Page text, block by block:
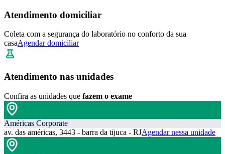
Atendimento domiciliar
Coleta com a segurança do laboratório no conforto da sua
casaAgendar domiciliar
Atendimento nas unidades
Confira as unidades que fazem o exame
Américas Corporate
av. das américas, 3443 - barra da tijuca - RJAgendar nessa unidade